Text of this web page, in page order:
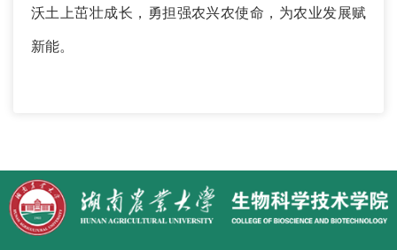
沃土上茁壮成长，勇担强农兴农使命，为农业发展赋
新能。